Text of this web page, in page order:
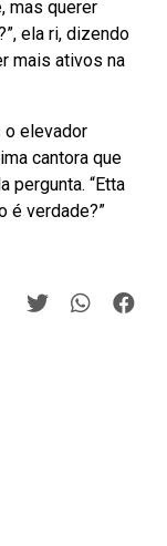
mas querer
ela ri, dizendo
mais ativos na
o elevador
cantora que
pergunta. “Etta
é verdade?”